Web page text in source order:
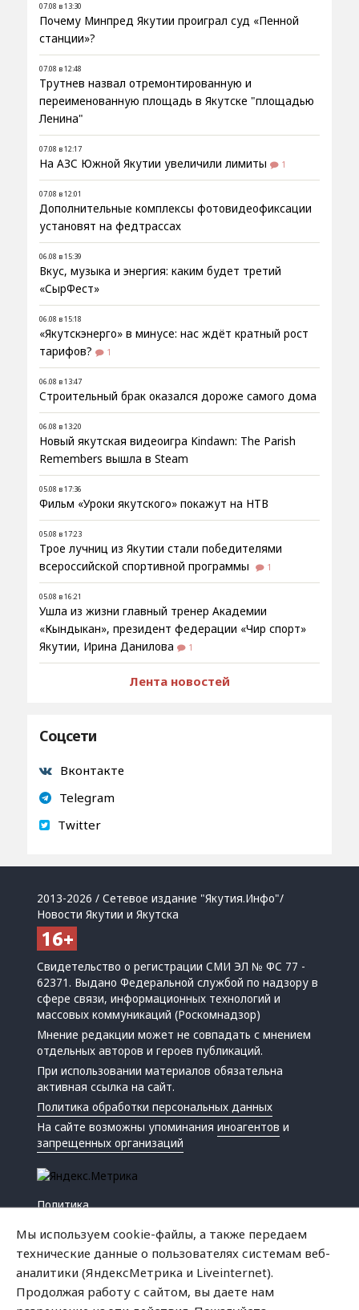
07.08 в 13:30
Почему Минпред Якутии проиграл суд «Пенной
станции»?
07.08 в 12:48
Трутнев назвал отремонтированную и
переименованную площадь в Якутске "площадью
Ленина"
07.08 в 12:17
На АЗС Южной Якутии увеличили лимиты 1
07.08 в 12:01
Дополнительные комплексы фотовидеофиксации
установят на федтрассах
06.08 в 15:39
Вкус, музыка и энергия: каким будет третий
«СырФест»
06.08 в 15:18
«Якутскэнерго» в минусе: нас ждёт кратный рост
тарифов?
1
06.08 в 13:47
Строительный брак оказался дороже самого дома
06.08 в 13:20
Новый якутская видеоигра Kindawn: The Parish
Remembers вышла в Steam
05.08 в 17:36
Фильм «Уроки якутского» покажут на НТВ
05.08 в 17:23
Трое лучниц из Якутии стали победителями
всероссийской спортивной программы
1
05.08 в 16:21
Ушла из жизни главный тренер Академии
«Кындыкан», президент федерации «Чир спорт»
Якутии, Ирина Данилова
1
Лента новостей
Соцсети
Вконтакте
Telegram
Twitter
2013-2026 / Сетевое издание "Якутия.Инфо"/
Новости Якутии и Якутска
Свидетельство о регистрации СМИ ЭЛ № ФС 77 -
62371. Выдано Федеральной службой по надзору в
сфере связи, информационных технологий и
массовых коммуникаций (Роскомнадзор)
Мнение редакции может не совпадать с мнением
отдельных авторов и героев публикаций.
При использовании материалов обязательна
активная ссылка на сайт.
Политика обработки персональных данных
На сайте возможны упоминанияиноагентов и
запрещенных организаций
Политика
Мы используем cookie-файлы, а также передаем
технические данные о пользователях системам веб-
аналитики (ЯндексМетрика и Liveinternet).
Продолжая работу с сайтом, вы даете нам